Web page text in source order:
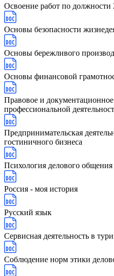
Освоение работ по должности
Основы безопасности
Основы бережливого
Основы финансовой
Правовое и
профессиональной
Предпринимательская
гостиничного бизнеса
Психология делового
Россия - моя история
Русский язык
Сервисная деятельность в
Соблюдение норм этики